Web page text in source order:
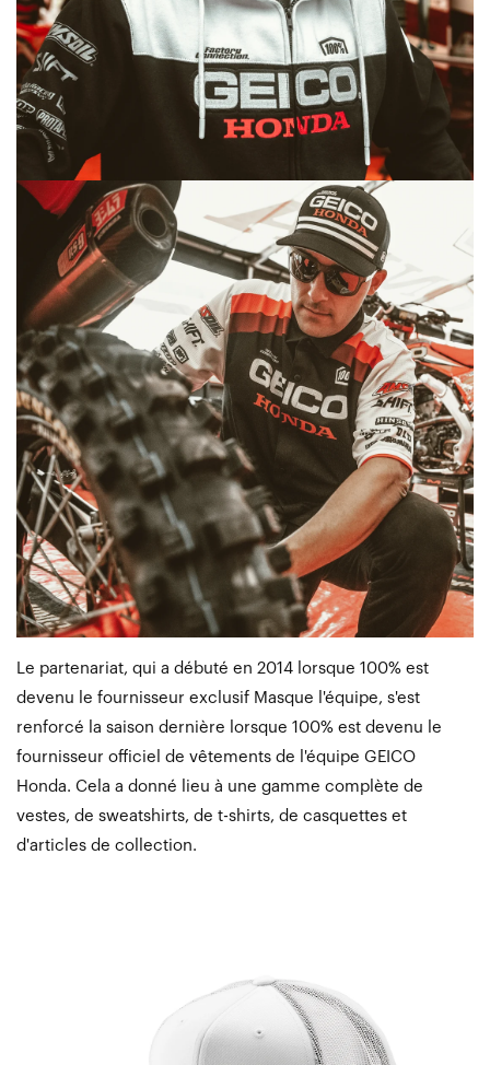
Le partenariat, qui a débuté en 2014 lorsque 100% est
devenu le fournisseur exclusif Masque l'équipe, s'est
renforcé la saison dernière lorsque 100% est devenu le
fournisseur officiel de vêtements de l'équipe GEICO
Honda. Cela a donné lieu à une gamme complète de
vestes, de sweatshirts, de t-shirts, de casquettes et
d'articles de collection.